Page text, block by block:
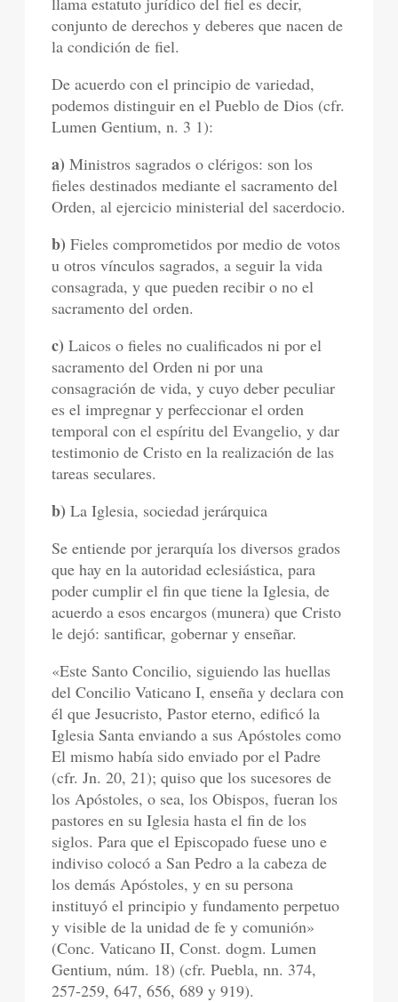
conjunto de derechos y deberes que nacen de
la condición de fiel.
De acuerdo con el principio de variedad,
podemos distinguir en el Pueblo de Dios (cfr.
Lumen Gentium, n. 3 1):
a)Ministros sagrados o clérigos: son los
fieles destinados mediante el sacramento del
Orden, al ejercicio ministerial del sacerdocio.
b) Fieles comprometidos por medio de votos
u otros vínculos sagrados, a seguir la vida
consagrada, y que pueden recibir o no el
sacramento del orden.
c) Laicos o fieles no cualificados ni por el
sacramento del Orden ni por una
consagración de vida, y cuyo deber peculiar
es el impregnar y perfeccionar el orden
temporal con el espíritu del Evangelio, y dar
testimonio de Cristo en la realización de las
tareas seculares.
b) La Iglesia, sociedad jerárquica
Se entiende por jerarquía los diversos grados
que hay en la autoridad eclesiástica, para
poder cumplir el fin que tiene la Iglesia, de
acuerdo a esos encargos (munera) que Cristo
le dejó: santificar, gobernar y enseñar.
«Este Santo Concilio, siguiendo las huellas
del Concilio Vaticano I, enseña y declara con
él que Jesucristo, Pastor eterno, edificó la
Iglesia Santa enviando a sus Apóstoles como
El mismo había sido enviado por el Padre
(cfr. Jn. 20, 21); quiso que los sucesores de
los Apóstoles, o sea, los Obispos, fueran los
pastores en su Iglesia hasta el fin de los
siglos. Para que el Episcopado fuese uno e
indiviso colocó a San Pedro a la cabeza de
los demás Apóstoles, y en su persona
instituyó el principio y fundamento perpetuo
y visible de la unidad de fe y comunión»
(Conc. Vaticano II, Const. dogm. Lumen
Gentium, núm. 18) (cfr. Puebla, nn. 374,
257-259, 647, 656, 689 y 919).